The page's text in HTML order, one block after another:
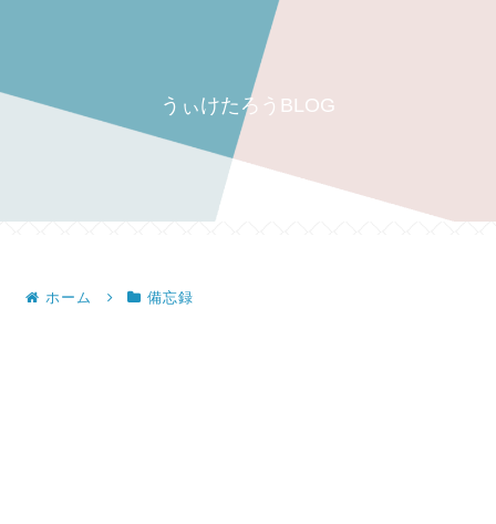
うぃけたろうBLOG
ホーム 備忘録